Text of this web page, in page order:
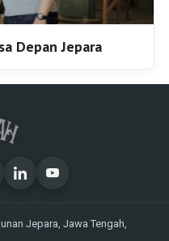
Depan Jepara
Jepara, Jawa Tengah,